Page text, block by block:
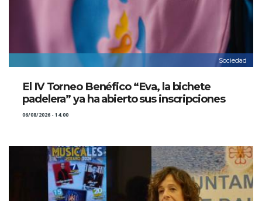
Sociedad
El IV Torneo Benéfico “Eva, la bichete
padelera” ya ha abierto sus inscripciones
06/08/2026 - 14:00